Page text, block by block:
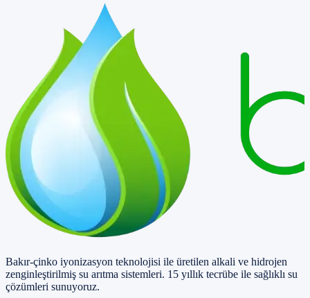
Bakır-çinko iyonizasyon teknolojisi ile üretilen alkali ve hidrojen
zenginleştirilmiş su arıtma sistemleri. 15 yıllık tecrübe ile sağlıklı su
çözümleri sunuyoruz.